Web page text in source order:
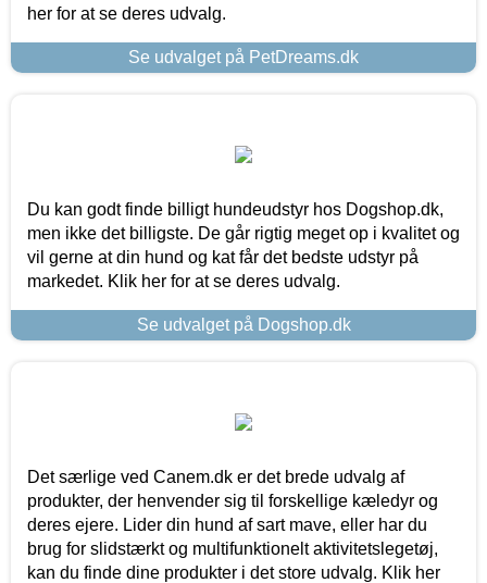
her for at se deres udvalg.
Se udvalget på PetDreams.dk
Du kan godt finde billigt hundeudstyr hos Dogshop.dk,
men ikke det billigste. De går rigtig meget op i kvalitet og
vil gerne at din hund og kat får det bedste udstyr på
markedet. Klik her for at se deres udvalg.
Se udvalget på Dogshop.dk
Det særlige ved Canem.dk er det brede udvalg af
produkter, der henvender sig til forskellige kæledyr og
deres ejere. Lider din hund af sart mave, eller har du
brug for slidstærkt og multifunktionelt aktivitetslegetøj,
kan du finde dine produkter i det store udvalg. Klik her